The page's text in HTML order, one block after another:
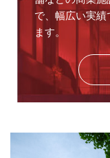
で、 幅広い実績
ます。